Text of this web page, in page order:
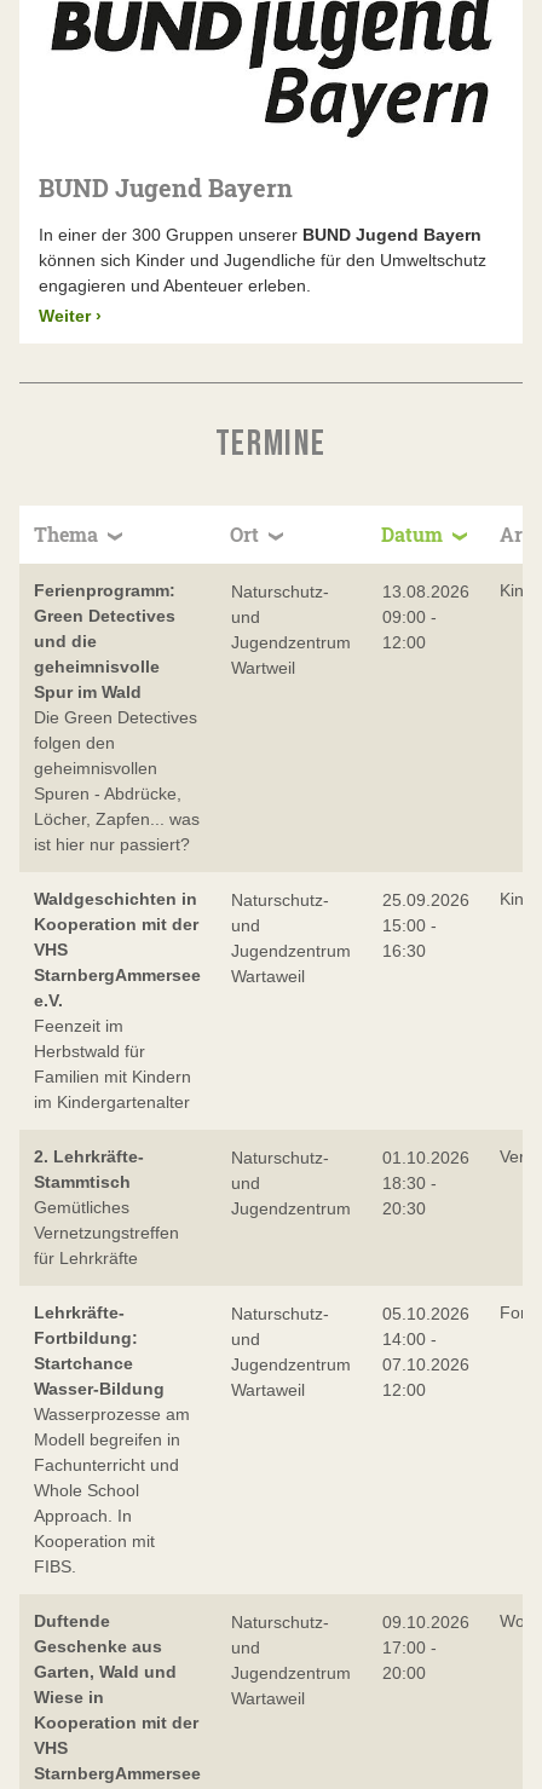
BUND Jugend Bayern
In einer der 300 Gruppen unserer BUND Jugend Bayern
können sich Kinder und Jugendliche für den Umweltschutz
engagieren und Abenteuer erleben.
Weiter ›
TERMINE
Thema Ort Datum Art
Ferienprogramm:
Green Detectives
und die
geheimnisvolle
Spur im Wald
Die Green Detectives
folgen den
geheimnisvollen
Spuren - Abdrücke,
Löcher, Zapfen... was
ist hier nur passiert?
Naturschutz-
und
Jugendzentrum
Wartweil
13.08.2026
09:00 -
12:00
Waldgeschichten in
Kooperation mit der
VHS
StarnbergAmmersee
e.V.
Feenzeit im
Herbstwald für
Familien mit Kindern
im Kindergartenalter
Naturschutz-
und
Jugendzentrum
Wartaweil
25.09.2026
15:00 -
16:30
2. Lehrkräfte-
Stammtisch
Gemütliches
Vernetzungstreffen
für Lehrkräfte
Naturschutz-
und
Jugendzentrum
01.10.2026
18:30 -
20:30
Lehrkräfte-
Fortbildung:
Startchance
Wasser-Bildung
Wasserprozesse am
Modell begreifen in
Fachunterricht und
Whole School
Approach. In
Kooperation mit
FIBS.
Naturschutz-
und
Jugendzentrum
Wartaweil
05.10.2026
14:00 -
07.10.2026
12:00
Duftende
Geschenke aus
Garten, Wald und
Wiese in
Kooperation mit der
VHS
StarnbergAmmersee
Naturschutz-
und
Jugendzentrum
Wartaweil
09.10.2026
17:00 -
20:00